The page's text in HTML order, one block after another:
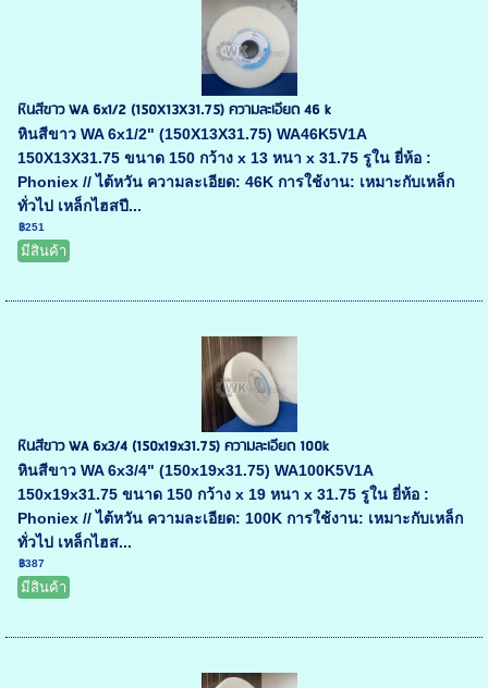
หินสีขาว WA 6x1/2 (150X13X31.75) ความละเอียด 46 k
หินสีขาว WA 6x1/2" (150X13X31.75) WA46K5V1A
150X13X31.75 ขนาด 150 กว้าง x 13 หนา x 31.75 รูใน ยี่ห้อ :
Phoniex // ไต้หวัน ความละเอียด: 46K การใช้งาน: เหมาะกับเหล็ก
ทั่วไป เหล็กไฮสปี...
฿251
มีสินค้า
หินสีขาว WA 6x3/4 (150x19x31.75) ความละเอียด 100k
หินสีขาว WA 6x3/4" (150x19x31.75) WA100K5V1A
150x19x31.75 ขนาด 150 กว้าง x 19 หนา x 31.75 รูใน ยี่ห้อ :
Phoniex // ไต้หวัน ความละเอียด: 100K การใช้งาน: เหมาะกับเหล็ก
ทั่วไป เหล็กไฮส...
฿387
มีสินค้า